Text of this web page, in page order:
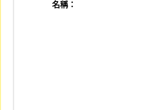
名稱：